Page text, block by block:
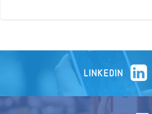
LINKEDIN